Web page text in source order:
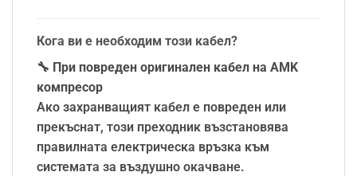
Кога ви е необходим този кабел?
🔧 При повреден оригинален кабел на AMK
компресор
Ако захранващият кабел е повреден или
прекъснат, този преходник възстановява
правилната електрическа връзка към
системата за въздушно окачване.